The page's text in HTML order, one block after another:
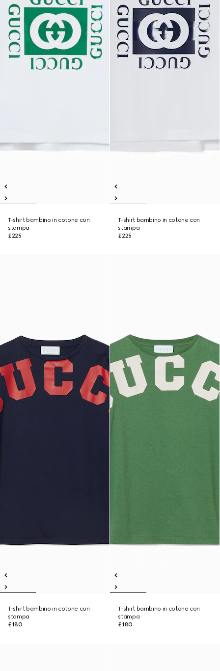
T-shirt bambino in cotone con
stampa
£225
T-shirt bambino in cotone con
stampa
£225
T-shirt bambino in cotone con
stampa
£180
T-shirt bambino in cotone con
stampa
£180